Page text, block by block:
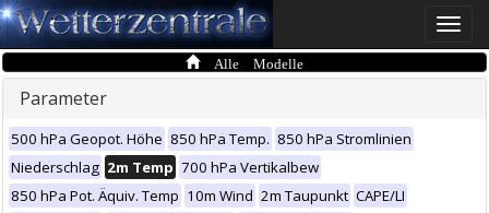
Toggle
Alle Modelle
Parameter
500 hPa Geopot. Höhe 850 hPa Temp. 850 hPa Stromlinien
Niederschlag 2m Temp 700 hPa Vertikalbew
850 hPa Pot. Äquiv. Temp 10m Wind 2m Taupunkt CAPE/LI